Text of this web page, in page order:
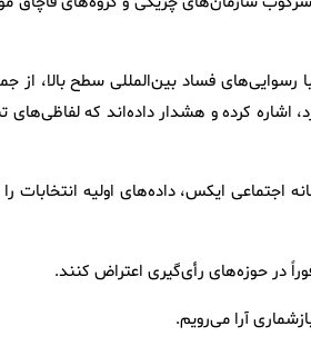
رسوایی‌های فساد بین‌المللی سطح بالا، از
اشاره کرده و هشدار داده‌اند که لفاظی‌های
اجتماعی ایکس، داده‌های اولیه انتخابات را
در حوزه‌های رأی‌گیری اعتراض کنند.
آرا می‌رویم.